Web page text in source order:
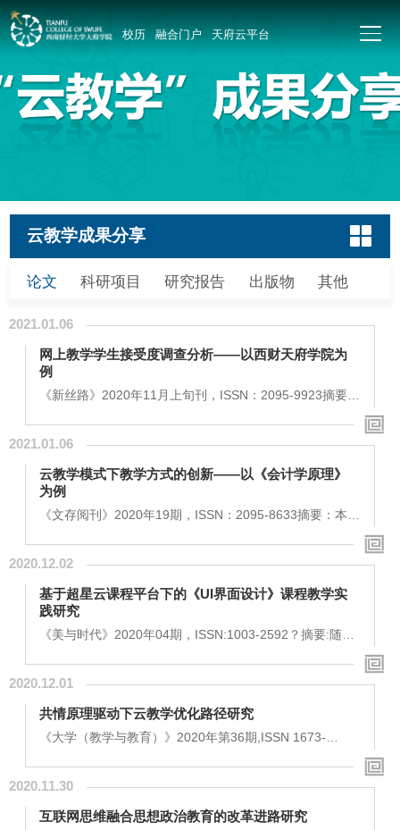
校历 融合门户 天府云平台
云教学成果分享
论文 科研项目 研究报告 出版物 其他
2021.01.06
网上教学学生接受度调查分析——以西财天府学院为
例
《新丝路》2020年11月上旬刊，ISSN：2095-9923摘要：
上教学大都持消极态度，认为线上教学存在效果差、作业
多、压力大、教学平台繁杂等问题。由此本文提出以课程
及尽可能统一教学平台的建议。关键词：线上教学 调查分
析 线上教学效果线上教学是社会科技发展的一种趋势。由
于疫情影响，上半年国内学校几乎都采用线上教学方...
2021.01.06
云教学模式下教学方式的创新——以《会计学原理》
为例
《文存阅刊》2020年19期，ISSN：2095-8633摘要：本文
学模式下，教师角色应该定位为监督和考核的结论。关键
词：云教学 教师角色定位 教学方式导言随着信息技术的发
信息技术在教学过程中的运用带来了传统教学的变革，即
云教学。 一、云教学概述（一）云教学概念云教学即是指
将课堂搬上互联网，将学习资源、学习服务进行有...
2020.12.02
基于超星云课程平台下的《UI界面设计》课程教学实
践研究
《美与时代》2020年04期，ISSN:1003-2592？摘要:随着
化技术在传统教学中的教学理念、方法、模式以及资源配
置发生深刻变化。本文从高校开设UI界面设计课程所面临
项目式为导入，设计竞赛为拓展，从学校、教师、平台、
竞赛四位一体的评价体系，构建基于互联网云平台的线上
2020.12.01
共情原理驱动下云教学优化路径研究
《大学（教学与教育）》2020年第36期,ISSN 1673-
具有开放性、共享性、可扩容性等优势的同时也剥除了线
下教学的体验感和沉浸感。毫无变通的将传统的教育理念
用。本文以“学生中心”导向和学生需求出发，将共情原理
2020.11.30
互联网思维融合思想政治教育的改革进路研究